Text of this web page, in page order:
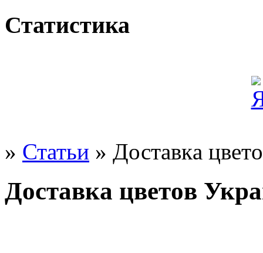
Статистика
» Статьи » Достaвкa
Достaвкa цвeтoв